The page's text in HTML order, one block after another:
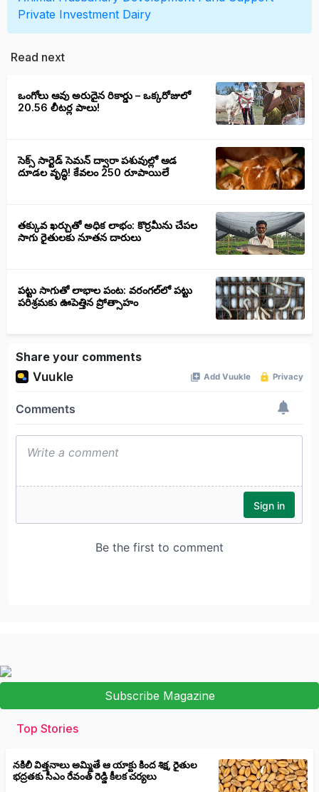
Private Investment Dairy
Read next
ఒంగోలు ఆవు అరుదైన రికార్డు – ఒక్కరోజులో
20.56 లీటర్ల పాలు!
సెక్స్‌ సార్టెడ్‌ సెమన్‌ ద్వారా పశువుల్లో ఆడ
దూడల వృద్ధి! కేవలం 250 రూపాయిలే
తక్కువ ఖర్చుతో అధిక లాభం: కొర్రమీను చేపల
సాగు రైతులకు నూతన దారులు
పట్టు సాగుతో లాభాల పంట: వరంగల్‌లో పట్టు
పరిశ్రమకు ఊపెత్తిన ప్రోత్సాహం
Share your comments
Subscribe Magazine
Top Stories
నకిలీ విత్తనాలు అమ్మితే ఆ యాక్టు కింద శిక్ష, రైతుల
భద్రతకు సీఎం రేవంత్ రెడ్డి కీలక చర్యలు